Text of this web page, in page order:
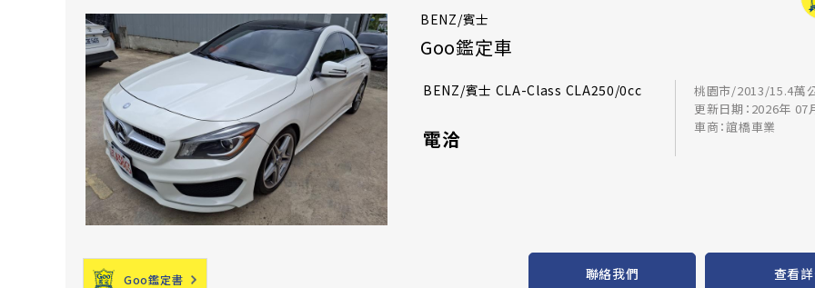
BENZ/賓士
Goo鑑定車
BENZ/賓士 CLA-Class CLA250/0cc
電洽
桃園市/2013/15.4萬
更新日期：2026年 07
車商：誼橋車業
Goo鑑定書 聯絡我們 查看